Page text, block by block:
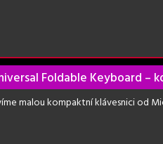
Foldable Keyboard –
malou kompaktní klávesnici od